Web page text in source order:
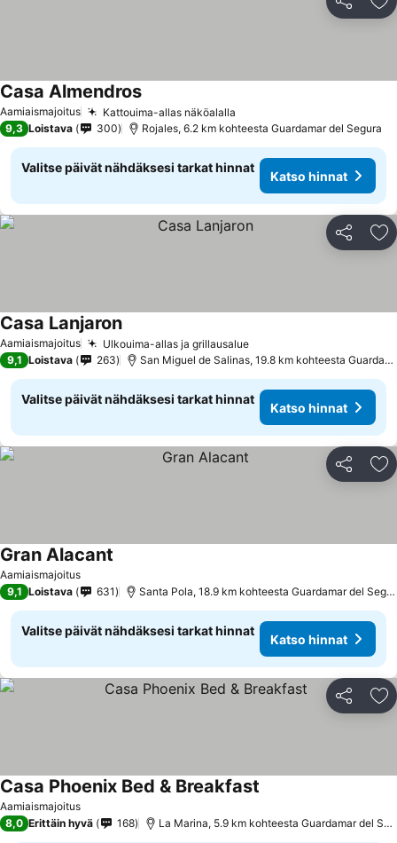
Jaa
Aamiaismajoitus Kattouima-allas näköalalla
Casa Almendros
9,3 Loistava 300 Rojales, 6.2 km kohteesta Guardamar del Segura
Valitse päivät nähdäksesi tarkat hinnat
Katso hinnat
Jaa
Aamiaismajoitus Ulkouima-allas ja grillausalue
Casa Lanjaron
9,1 Loistava 263 San Miguel de Salinas, 19.8 km kohteesta Guardamar del Segura
Valitse päivät nähdäksesi tarkat hinnat
Katso hinnat
Jaa
Aamiaismajoitus
Gran Alacant
9,1 Loistava 631 Santa Pola, 18.9 km kohteesta Guardamar del Segura
Valitse päivät nähdäksesi tarkat hinnat
Katso hinnat
Jaa
Aamiaismajoitus
Casa Phoenix Bed & Breakfast
8,0 Erittäin hyvä 168 La Marina, 5.9 km kohteesta Guardamar del Segura